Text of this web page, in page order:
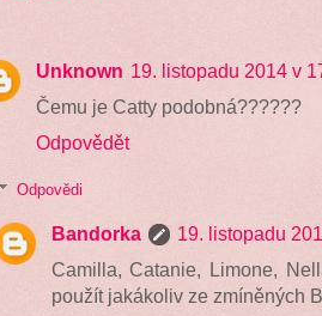
Unknown 19. listopadu 2014 v
Čemu je Catty podobná??????
Odpovědět
Odpovědi
Bandorka
19. listopadu
Camilla, Catanie, Limone,
použít jakákoliv ze zmíněných